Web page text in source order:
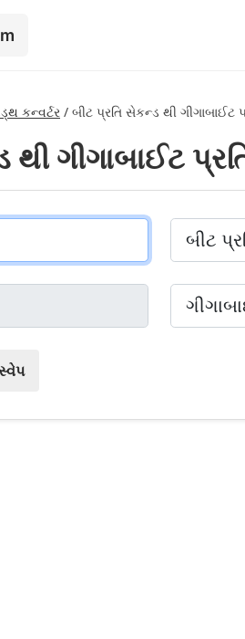
કન્વર્ટર / બીટ પ્રતિ સેકન્ડ થી ગીગાબાઈટ
થી ગીગાબાઈટ